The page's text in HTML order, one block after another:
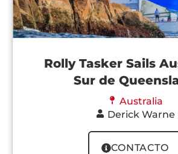
Rolly Tasker Sails
Sur de
Australia
Derick Warne
CONTACTO